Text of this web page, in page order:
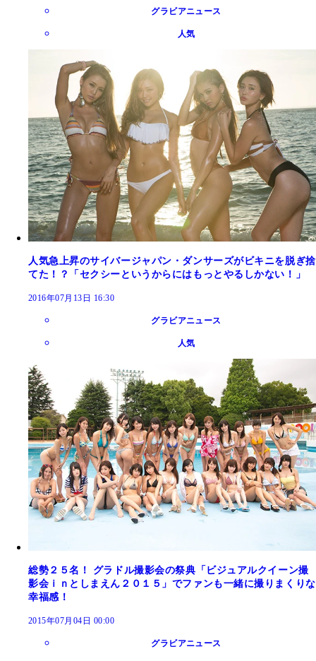
グラビアニュース
人気
人気急上昇のサイバージャパン・ダンサーズがビキニを脱ぎ捨
てた！？「セクシーというからにはもっとやるしかない！」
2016年07月13日 16:30
グラビアニュース
人気
総勢２５名！ グラドル撮影会の祭典「ビジュアルクイーン撮
影会ｉｎとしまえん２０１５」でファンも一緒に撮りまくりな
幸福感！
2015年07月04日 00:00
グラビアニュース